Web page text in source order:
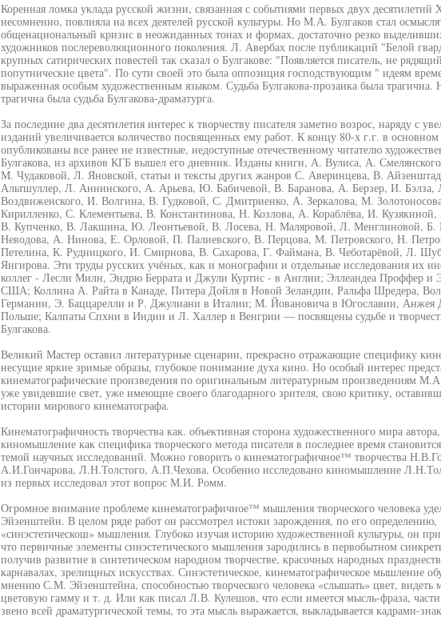
Коренная ломка уклада русской жизни, связанная с событиями первых двух десятилетий
несомненно, повлияла на всех деятелей русской культуры. Но М.А. Булгаков стал
общенациональный кризис в неожиданных тонах и формах, достаточно резко
художников послереволюционного поколения. Л. Авербах после публикаций "Белой
крупных сатирических повестей так сказал о Булгакове: "Появляется писатель, не
попутнические цвета". По сути своей это была оппозиция господствующим " идеям
выраженная особым художественным языком. Судьба Булгакова-прозаика была трагична.
трагична была судьба Булгакова-драматурга.
За последние два десятилетия интерес к творчеству писателя заметно возрос, наряду с
изданий увеличивается количество посвященных ему работ. К концу 80-х г.г. в
опубликованы все ранее не известные, недоступные отечественному читателю
Булгакова, из архивов КГБ вышел его дневник. Изданы книги, А. Вулиса, А.
М. Чудаковой, Л. Яновской, статьи и тексты других жанров С. Аверинцева, В.
Альтшуллер, Л. Аннинского, А. Арьева, Ю. Бабичевой, В. Баранова, А. Берзер, И.
Воздвиженского, И. Волгина, В. Гудковой, С. Дмитриенко, А. Зеркалова, М.
Кирилленко, С. Клементьева, В. Константинова, Н. Козлова, А. Кораблёва, И.
В. Купченко, В. Лакшина, Ю. Леонтьевой, В. Лосева, Н. Маляровой, Л. Менглиновой,
Неводова, А. Нинова, Е. Орловой, П. Палиевского, В. Перцова, М. Петровского, Н.
Петелина, К. Рудницкого, И. Смирнова, В. Сахарова, Г. Файмана, В. Чеботарёвой, Л.
Янгирова. Эти труды русских учёных, как и монографии и отдельные исследования их
коллег - Лесли Милн, Эндрю Беррата и Джули Куртис - в Англии; Эллеандеа Проффер и
США; Коллина А. Райта в Канаде, Питера Дойля в Новой Зеландии, Ральфа Шредера,
Германии, Э. Баццарелли и Р. Джулиани в Италии; М. Йовановича в Югославии, Анжея
Польше; Калпаты Спхни в Индии и Л. Халлер в Венгрии — посвящены судьбе и
Булгакова.
Великий Мастер оставил литературные сценарии, прекрасно отражающие специфику
несущие яркие зримые образы, глубокое понимание духа кино. Но особый интерес
кинематографические произведения по оригинальным литературным произведениям
уже увидевшие свет, уже имеющие своего благодарного зрителя, свою критику,
истории мирового кинематографа.
Кинематографичность творчества как. объективная сторона художественного мира автора,
киномышление как специфика творческого метода писателя в последнее время
темой научных исследований. Можно говорить о кинематографичное™ творчества
А.И.Гончарова, Л.Н.Толстого, А.П.Чехова. Особенно исследовано киномышление
из первых исследовал этот вопрос М.И. Ромм.
Огромное внимание проблеме кинематографичное™ мышления творческого человека
Эйзенштейн. В целом ряде работ он рассмотрел истоки зарождения, по его определению,
«синэстетическош» мышления. Глубоко изучая историю художественной культуры, он
что первичные элементы синэстетического мышления зародились в первобытном
получив развитие в синтетическом народном творчестве, красочных народных
карнавалах, зрелищных искусствах. Синэстетическое, кинематографическое мышление
мнению С.М. Эйзенштейна, способностью творческого человека «слышать» цвет, видеть
цветовую гамму и т. д. Или как писал Л.В. Кулешов, что если имеется мысль-фраза,
звено всей драматургической темы, то эта мысль выражается, выкладывается кадрами-